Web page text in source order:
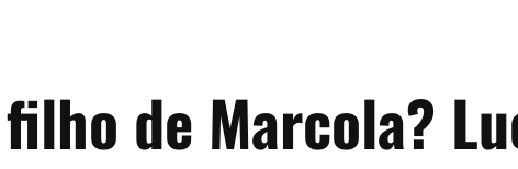
de Marcola?